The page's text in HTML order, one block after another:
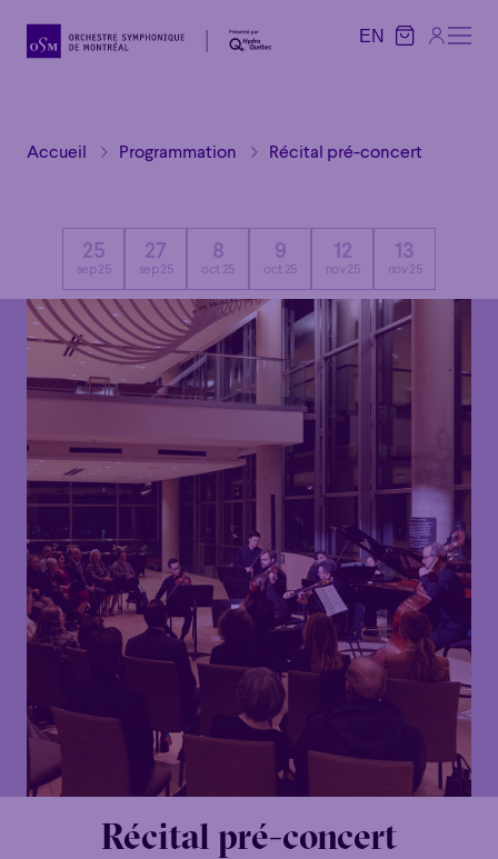
EN
Accueil Programmation Récital pré-concert
25
sep 25
27
sep 25
8
oct 25
9
oct 25
12
nov 25
13
nov 25
Récital pré-concert